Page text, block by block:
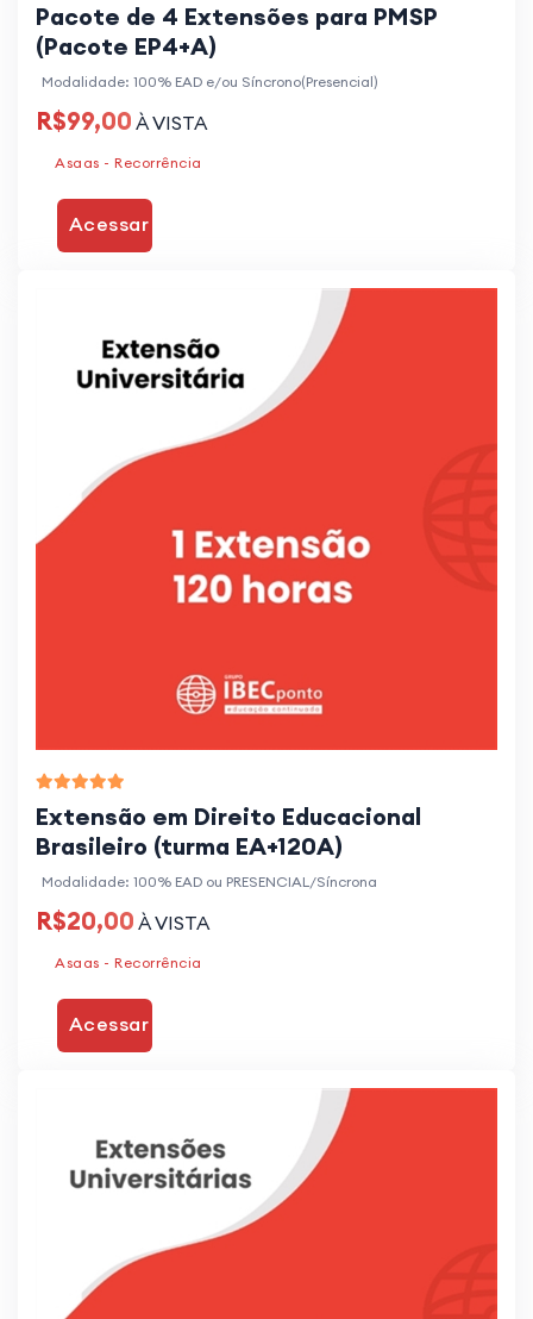
Pacote de 4 Extensões para PMSP
(Pacote EP4+A)
Modalidade: 100% EAD e/ou Síncrono(Presencial)
R$99,00 À VISTA
Asaas - Recorrência
Acessar
Extensão em Direito Educacional
Brasileiro (turma EA+120A)
Modalidade: 100% EAD ou PRESENCIAL/Síncrona
R$20,00 À VISTA
Asaas - Recorrência
Acessar